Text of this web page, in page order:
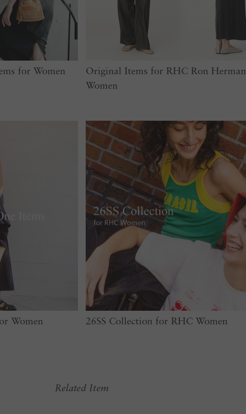
for Women
Original Items for RHC Ron Herman
Women
Women​ 26SS Collection for RHC Women
Related Item